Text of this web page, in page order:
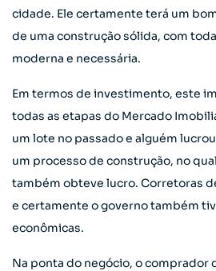
cidade. Ele certamente terá um
de uma construção sólida, com
moderna e necessária.
Em termos de investimento, este
todas as etapas do Mercado
um lote no passado e alguém
um processo de construção, no
também obteve lucro. Corretoras
e certamente o governo também
econômicas.
Na ponta do negócio, o comprador